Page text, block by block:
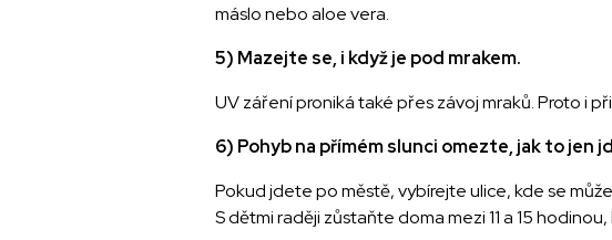
máslo nebo aloe vera.
5) Mazejte se, i když je pod mrakem.
UV záření proniká také přes závoj mraků. Proto i
6) Pohyb na přímém slunci omezte, jak to jen
Pokud jdete po městě, vybírejte ulice, kde se
S dětmi raději zůstaňte doma mezi 11 a 15